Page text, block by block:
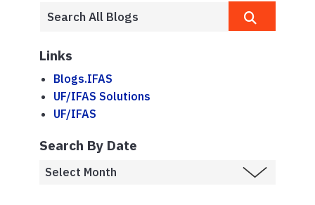
Links
Blogs.IFAS
UF/IFAS Solutions
UF/IFAS
Search By Date